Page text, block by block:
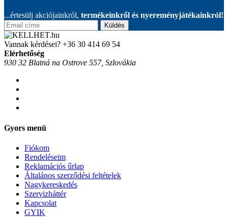
...értesülj akciójainkról, termékeinkről és nyereményjátékainkról!
Küldés
Vannak kérdései? +36 30 414 69 54
Elérhetőség
930 32 Blatná na Ostrove 557, Szlovákia
Gyors menü
Fiókom
Rendeléseim
Reklamációs űrlap
Általános szerződési feltételek
Nagykereskedés
Szervizháttér
Kapcsolat
GYIK